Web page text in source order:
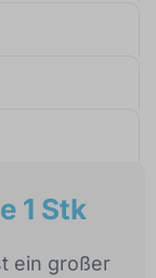
1 Stk
ein großer